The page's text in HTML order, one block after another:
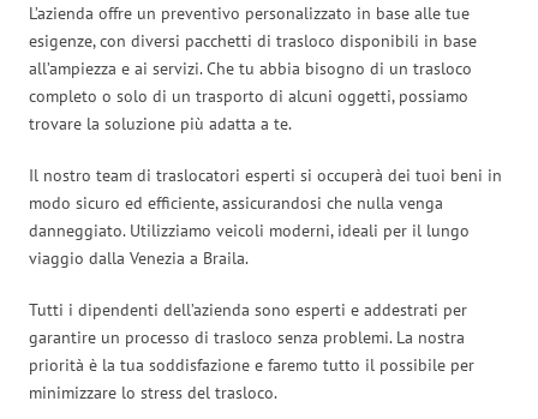
L’azienda offre un preventivo personalizzato in base alle tue
esigenze, con diversi pacchetti di trasloco disponibili in base
all’ampiezza e ai servizi. Che tu abbia bisogno di un trasloco
completo o solo di un trasporto di alcuni oggetti, possiamo
trovare la soluzione più adatta a te.
Il nostro team di traslocatori esperti si occuperà dei tuoi beni in
modo sicuro ed efficiente, assicurandosi che nulla venga
danneggiato. Utilizziamo veicoli moderni, ideali per il lungo
viaggio dalla Venezia a Braila.
Tutti i dipendenti dell’azienda sono esperti e addestrati per
garantire un processo di trasloco senza problemi. La nostra
priorità è la tua soddisfazione e faremo tutto il possibile per
minimizzare lo stress del trasloco.